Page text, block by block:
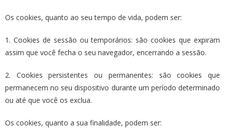
Os cookies, quanto ao seu tempo de vida, podem ser:
1. Cookies de sessão ou temporários: são cookies que expiram
assim que você fecha o seu navegador, encerrando a sessão.
2. Cookies persistentes ou permanentes: são cookies que
permanecem no seu dispositivo durante um período determinado
ou até que você os exclua.
Os cookies, quanto a sua finalidade, podem ser: